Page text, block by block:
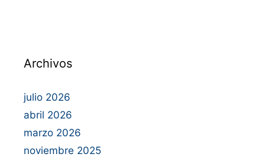
Archivos
julio 2026
abril 2026
marzo 2026
noviembre 2025